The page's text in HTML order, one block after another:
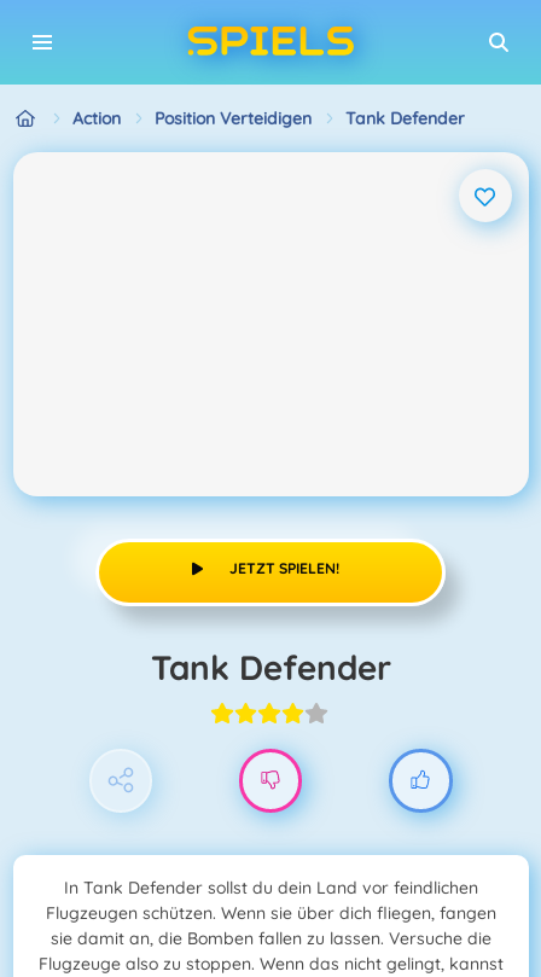
Action Position Verteidigen Tank Defender
JETZT SPIELEN!
Tank Defender
In Tank Defender sollst du dein Land vor feindlichen
Flugzeugen schützen. Wenn sie über dich fliegen, fangen
sie damit an, die Bomben fallen zu lassen. Versuche die
Flugzeuge also zu stoppen. Wenn das nicht gelingt, kannst